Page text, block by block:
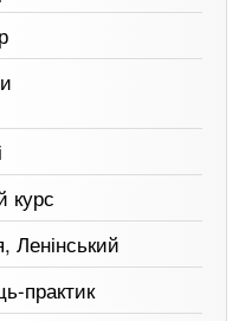
курс
Ленінський
практик